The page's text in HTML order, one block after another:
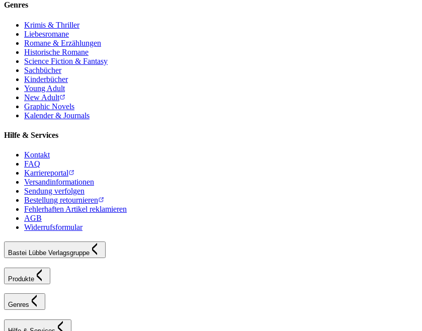
Genres
Krimis & Thriller
Liebesromane
Romane & Erzählungen
Historische Romane
Science Fiction & Fantasy
Sachbücher
Kinderbücher
Young Adult
New Adult
Graphic Novels
Kalender & Journals
Hilfe & Services
Kontakt
FAQ
Karriereportal
Versandinformationen
Sendung verfolgen
Bestellung retournieren
Fehlerhaften Artikel reklamieren
AGB
Widerrufsformular
Bastei Lübbe Verlagsgruppe
Produkte
Genres